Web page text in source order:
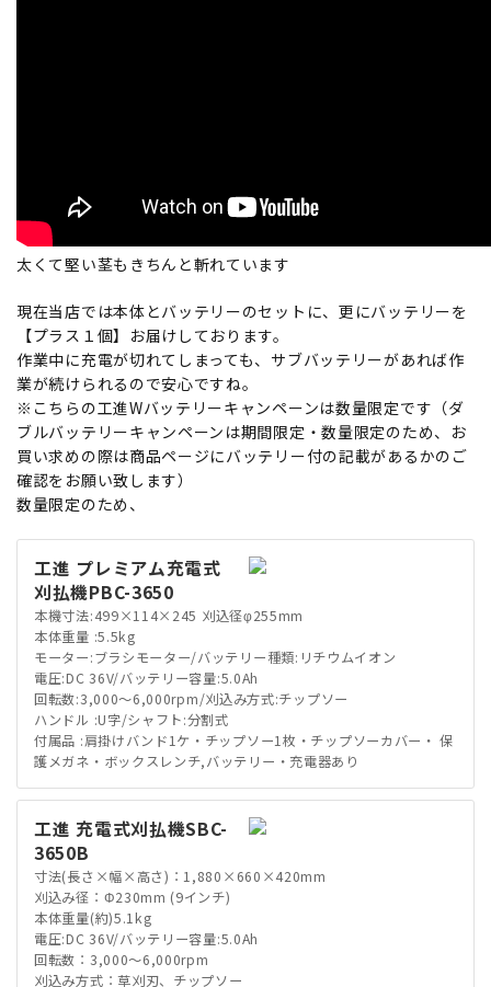
太くて堅い茎もきちんと斬れています
現在当店では本体とバッテリーのセットに、更にバッテリーを
【プラス１個】お届けしております。
作業中に充電が切れてしまっても、サブバッテリーがあれば作
業が続けられるので安心ですね。
※こちらの工進Wバッテリーキャンペーンは数量限定です（ダ
ブルバッテリーキャンペーンは期間限定・数量限定のため、お
買い求めの際は商品ページにバッテリー付の記載があるかのご
確認をお願い致します）
数量限定のため、
工進 プレミアム充電式
刈払機PBC-3650
本機寸法:499×114×245 刈込径φ255mm
本体重量 :5.5kg
モーター:ブラシモーター/バッテリー種類:リチウムイオン
電圧:DC 36V/バッテリー容量:5.0Ah
回転数:3,000～6,000rpm/刈込み方式:チップソー
ハンドル :U字/シャフト:分割式
付属品 :肩掛けバンド1ケ・チップソー1枚・チップソーカバー・ 保
護メガネ・ボックスレンチ,バッテリー・充電器あり
工進 充電式刈払機SBC-
3650B
寸法(長さ×幅×高さ)：1,880×660×420mm
刈込み径：Φ230mm (9インチ)
本体重量(約)5.1kg
電圧:DC 36V/バッテリー容量:5.0Ah
回転数：3,000～6,000rpm
刈込み方式：草刈刃、チップソー